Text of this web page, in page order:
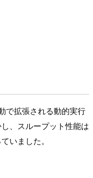
で拡張される動的実行
、スループット性能は
いました。